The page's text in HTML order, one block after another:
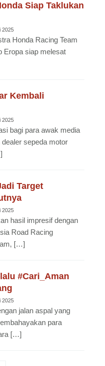
Siap Taklukan
2025
Honda Racing Team
Eropa siap melesat
Kembali
2025
bagi para awak media
sepeda motor
Target
2025
hasil impresif dengan
Road Racing
[…]
#Cari_Aman
2025
jalan aspal yang
para
[…]